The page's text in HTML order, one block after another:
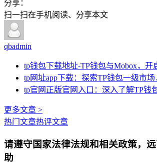
分享：
扫一扫在手机阅读、分享本文
qbadmin
tp钱包下载地址-TP钱包与Mobox，开
tp网址app下载：探索TP钱包一级市
tp官网正版官网入口：深入了解TP钱
更多文章 >
热门文章热评文章
请遵守国家法律法规和相关政策，
助